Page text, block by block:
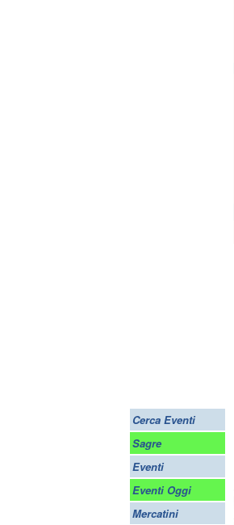
Cerca Eventi
Sagre
Eventi
Eventi Oggi
Mercatini